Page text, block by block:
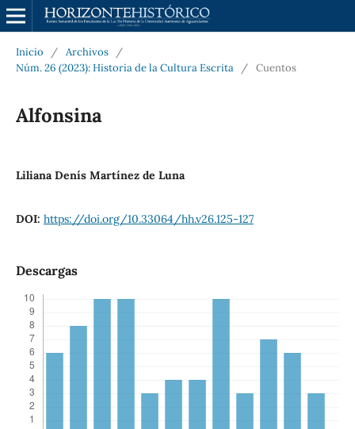
Inicio / Archivos
/
Núm. 26 (2023): Historia de la Cultura Escrita
/ Cuentos
Alfonsina
Liliana Denís Martínez de Luna
DOI: https://doi.org/10.33064/hh.v26.125-127
Descargas